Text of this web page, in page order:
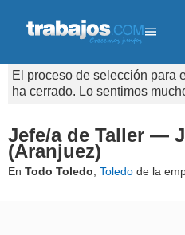
El proceso de selección para
ha cerrado. Lo sentimos
Jefe/a de Taller —
(Aranjuez)
En Todo Toledo Toledo de la